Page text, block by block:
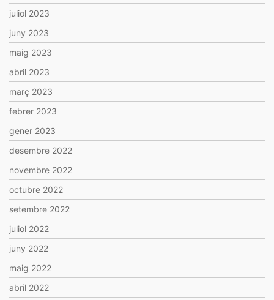
juliol 2023
juny 2023
maig 2023
abril 2023
març 2023
febrer 2023
gener 2023
desembre 2022
novembre 2022
octubre 2022
setembre 2022
juliol 2022
juny 2022
maig 2022
abril 2022